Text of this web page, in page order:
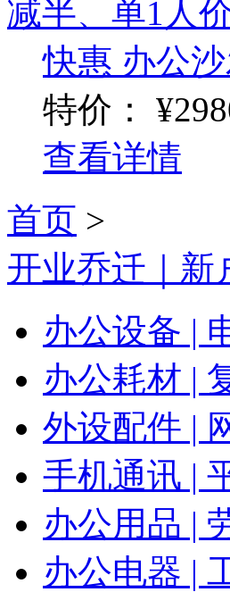
快惠 办公
特价：
查看详情
首页 >
开业乔迁｜新
办公设备 |
办公耗材 |
外设配件 |
手机通讯 |
办公用品 |
办公电器 |